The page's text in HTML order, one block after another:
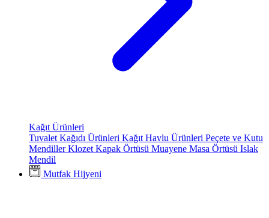
Kağıt Ürünleri
Tuvalet Kağıdı Ürünleri Kağıt Havlu Ürünleri Peçete ve Kutu
MendillerKlozet Kapak Örtüsü Muayene Masa Örtüsü Islak
Mendil
Mutfak Hijyeni